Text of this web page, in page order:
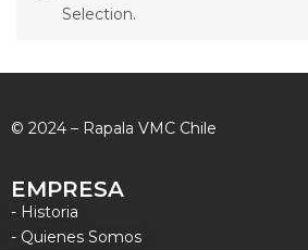
Selection.
© 2024 – Rapala VMC Chile
EMPRESA
- Historia
- Quienes Somos